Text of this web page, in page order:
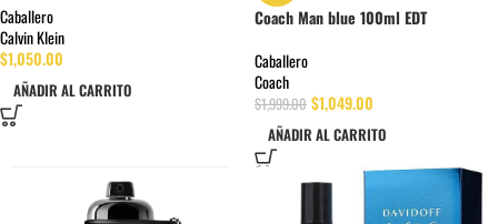
Caballero
Calvin Klein
$1,050.00
AÑADIR AL CARRITO
Coach Man blue 100ml EDT
Caballero
Coach
$1,999.00 $1,049.00
AÑADIR AL CARRITO